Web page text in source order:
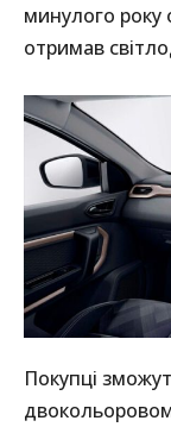
минулого
отримав
Покупці